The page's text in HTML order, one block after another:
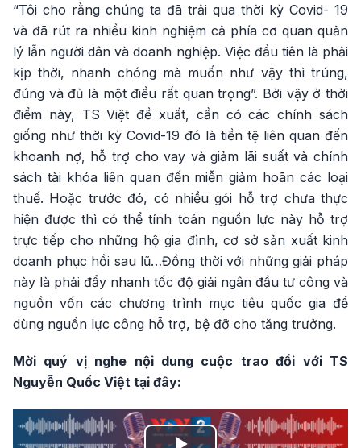
“Tôi cho rằng chúng ta đã trải qua thời kỳ Covid- 19
và đã rút ra nhiều kinh nghiệm cả phía cơ quan quản
lý lẫn người dân và doanh nghiệp. Việc đầu tiên là phải
kịp thời, nhanh chóng mà muốn như vậy thì trúng,
đúng và đủ là một điều rất quan trọng”. Bởi vậy ở thời
điểm này, TS Việt đề xuất, cần có các chính sách
giống như thời kỳ Covid-19 đó là tiền tệ liên quan đến
khoanh nợ, hỗ trợ cho vay và giảm lãi suất và chính
sách tài khóa liên quan đến miễn giảm hoãn các loại
thuế. Hoặc trước đó, có nhiều gói hỗ trợ chưa thực
hiện được thì có thể tính toán nguồn lực này hỗ trợ
trực tiếp cho những hộ gia đình, cơ sở sản xuất kinh
doanh phục hồi sau lũ…Đồng thời với những giải pháp
này là phải đẩy nhanh tốc độ giải ngân đầu tư công và
nguồn vốn các chương trình mục tiêu quốc gia để
dùng nguồn lực công hỗ trợ, bệ đỡ cho tăng trưởng.
Mời quý vị nghe nội dung cuộc trao đổi với TS
Nguyễn Quốc Việt tại đây: